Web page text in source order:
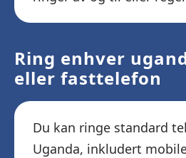
Ring enhver
eller fasttelefon
Du kan ringe standard
Uganda, inkludert